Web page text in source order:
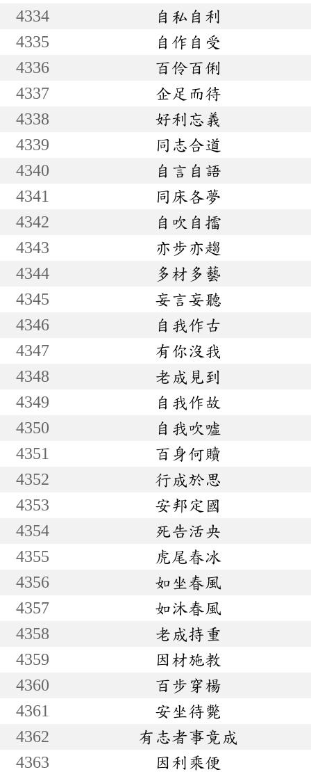
4334
自私自利
4335
自作自受
4336
百伶百俐
4337
企足而待
4338
好利忘義
4339
同志合道
4340
自言自語
4341
同床各夢
4342
自吹自擂
4343
亦步亦趨
4344
多材多藝
4345
妄言妄聽
4346
自我作古
4347
有你沒我
4348
老成見到
4349
自我作故
4350
自我吹噓
4351
百身何贖
4352
行成於思
4353
安邦定國
4354
死告活央
4355
虎尾春冰
4356
如坐春風
4357
如沐春風
4358
老成持重
4359
因材施教
4360
百步穿楊
4361
安坐待斃
4362
有志者事竟成
4363
因利乘便